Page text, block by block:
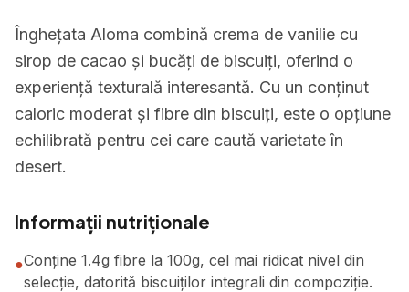
Înghețata Aloma combină crema de vanilie cu
sirop de cacao și bucăți de biscuiți, oferind o
experiență texturală interesantă. Cu un conținut
caloric moderat și fibre din biscuiți, este o opțiune
echilibrată pentru cei care caută varietate în
desert.
Informații nutriționale
●Conține 1.4g fibre la 100g, cel mai ridicat nivel din
selecție, datorită biscuiților integrali din compoziție.